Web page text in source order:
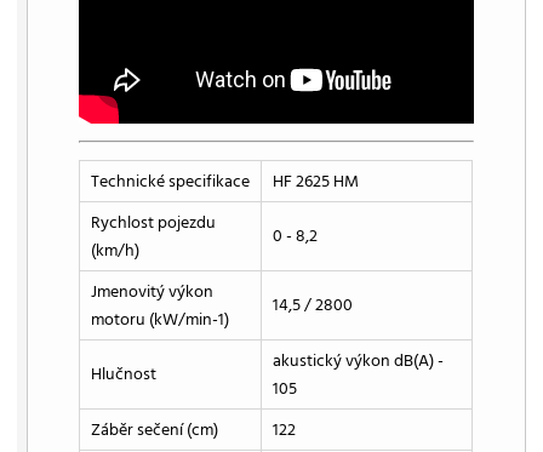
Technické specifikace
HF 2625 HM
Rychlost pojezdu
(km/h)
0 - 8,2
Jmenovitý výkon
motoru (kW/min-1)
14,5 / 2800
Hlučnost
akustický výkon dB(A) -
105
Záběr sečení (cm)
122